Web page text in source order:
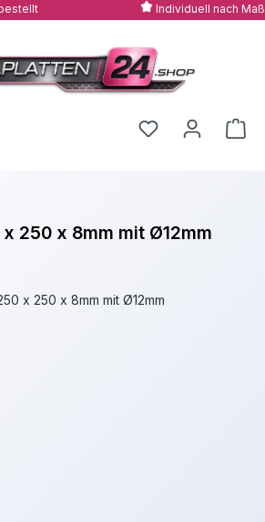
Individuell nach Maß
250 x 8mm mit Ø12mm